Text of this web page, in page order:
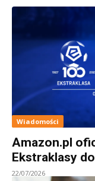
Wiadomości
Amazon.pl
Ekstraklasy
22/07/2026